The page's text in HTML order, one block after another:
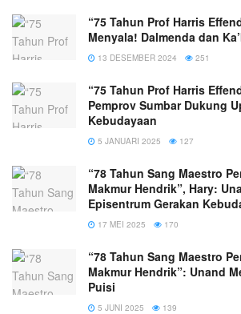
“75 Tahun Prof Harris
Menyala! Dalmenda dan
13 DESEMBER 2024 251
“75 Tahun Prof Harris
Pemprov Sumbar Dukung
Kebudayaan
5 JANUARI 2025 127
“78 Tahun Sang Maestro
Makmur Hendrik”, Hary:
Episentrum Gerakan
17 MEI 2025 170
“78 Tahun Sang Maestro
Makmur Hendrik”: Unand
Puisi
5 JUNI 2025 139